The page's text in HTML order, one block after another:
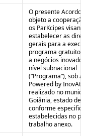
O presente Acordo
objeto a
os ParKcipes
estabelecer as
gerais para a
programa gratuito
a negócios
nível subnacional
(“Programa”), sob
Powered by
realizado no
Goiânia, estado de
conforme
estabelecidas no
trabalho anexo.